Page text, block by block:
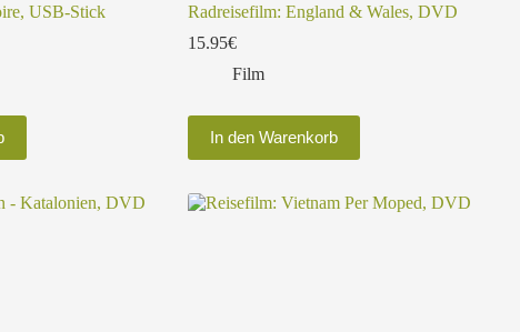
USB-Stick
Radreisefilm: England & Wales, DVD
15.95€
Film
In den Warenkorb